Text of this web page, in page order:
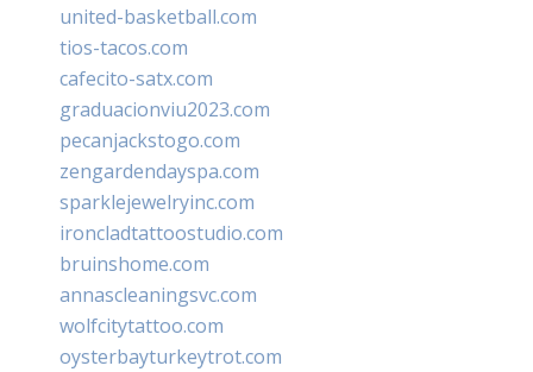
united-basketball.com
tios-tacos.com
cafecito-satx.com
graduacionviu2023.com
pecanjackstogo.com
zengardendayspa.com
sparklejewelryinc.com
ironcladtattoostudio.com
bruinshome.com
annascleaningsvc.com
wolfcitytattoo.com
oysterbayturkeytrot.com